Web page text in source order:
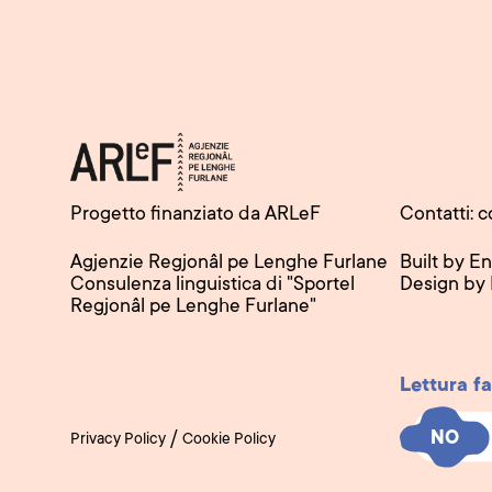
Progetto finanziato da ARLeF
Agjenzie Regjonâl pe Lenghe Furlane
Consulenza linguistica di "Sportel
Regjonâl pe Lenghe Furlane"
Privacy Policy / Cookie Policy
Contatti:
Built by
Design by
Lettura
NO
NO